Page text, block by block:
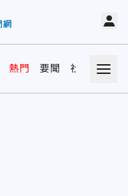
熱門 要聞 社會 娛樂